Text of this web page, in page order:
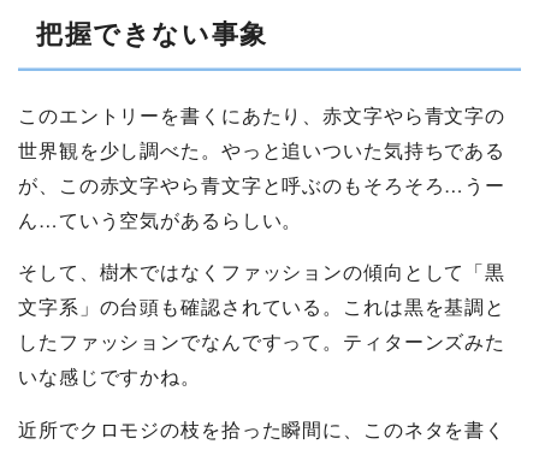
把握できない事象
このエントリーを書くにあたり、赤文字やら青文字の
世界観を少し調べた。やっと追いついた気持ちである
が、この赤文字やら青文字と呼ぶのもそろそろ…うー
ん…ていう空気があるらしい。
そして、樹木ではなくファッションの傾向として「黒
文字系」の台頭も確認されている。これは黒を基調と
したファッションでなんですって。ティターンズみた
いな感じですかね。
近所でクロモジの枝を拾った瞬間に、このネタを書く